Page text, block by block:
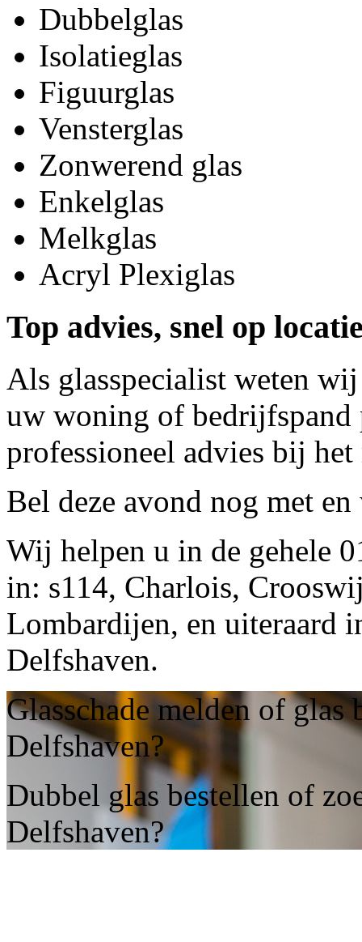
Dubbelglas
Isolatieglas
Figuurglas
Vensterglas
Zonwerend glas
Enkelglas
Melkglas
Acryl Plexiglas
Top advies, snel op
Als glasspecialist weten
uw woning of bedrijfspand
professioneel advies bij
Bel deze avond nog met en
Wij helpen u in de gehele
in: s114, Charlois,
Lombardijen, en uiteraard
Delfshaven.
Glasschade melden of glas
Delfshaven?
Dubbel glas bestellen of
Delfshaven?